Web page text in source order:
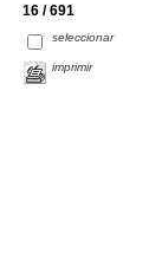
16 / 691
seleccionar
imprimir